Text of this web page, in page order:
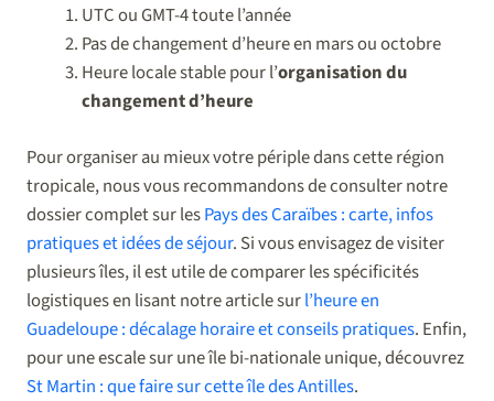
UTC ou GMT-4 toute l’année
Pas de changement d’heure en mars ou octobre
Heure locale stable pour l’organisation du
changement d’heure
Pour organiser au mieux votre périple dans cette région
tropicale, nous vous recommandons de consulter notre
dossier complet sur lesPays des Caraïbes : carte, infos
pratiques et idées de séjour. Si vous envisagez de visiter
plusieurs îles, il est utile de comparer les spécificités
logistiques en lisant notre article surl’heure en
Guadeloupe : décalage horaire et conseils pratiques. Enfin,
pour une escale sur une île bi-nationale unique, découvrez
St Martin : que faire sur cette île des Antilles.